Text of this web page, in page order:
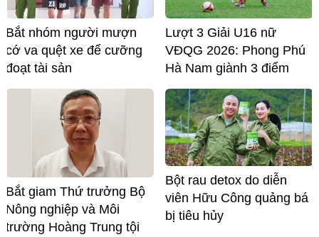
Bắt nhóm người mượn
cớ va quệt xe để cưỡng
đoạt tài sản
Lượt 3 Giải U16 nữ
VĐQG 2026: Phong Phú
Hà Nam giành 3 điểm
Bắt giam Thứ trưởng Bộ
Nông nghiệp và Môi
trường Hoàng Trung tội
Bột rau detox do diễn
viên Hữu Công quảng bá
bị tiêu hủy